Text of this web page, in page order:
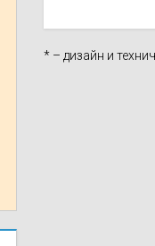
* – дизайн и
Wi-Fi модуля для